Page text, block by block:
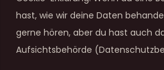
hast, wie wir deine Daten
gerne hören, aber du hast auch
Aufsichtsbehörde